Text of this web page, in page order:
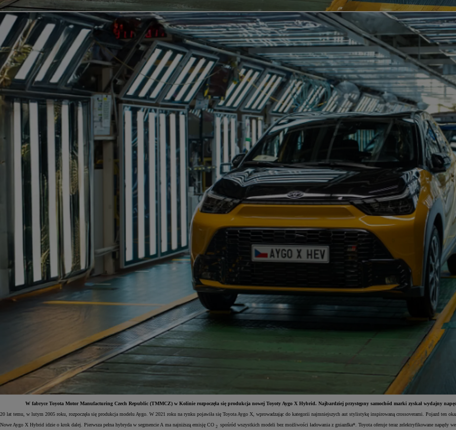
Od 81 900 zł
W fabryce Toyota Motor Manufacturing Czech Republic (TMMCZ) w Kolinie rozpoczęła się produkcja nowej Toyoty Aygo X Hybrid. Najbardziej przystępny samochód marki zyskał wydajny
20 lat temu, w lutym 2005 roku, rozpoczęła się produkcja modelu Aygo. W 2021 roku na rynku pojawiła się Toyota Aygo X, wprowadzając do kategorii najmniejszych aut stylistykę inspirowaną crossoverami. Pojazd ten
Nowe Aygo X Hybrid idzie o krok dalej. Pierwsza pełna hybryda w segmencie A ma najniższą emisję CO 2 spośród wszystkich modeli bez możliwości ładowania z gniazdka*. Toyota oferuje teraz zelektryfikowane napędy